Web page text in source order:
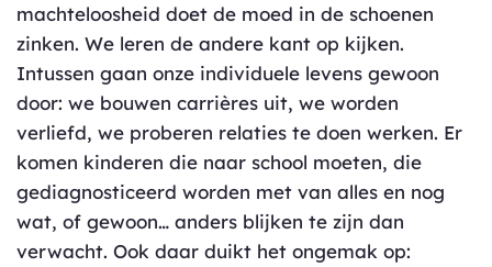
machteloosheid doet de moed in de schoenen
zinken. We leren de andere kant op kijken.
Intussen gaan onze individuele levens gewoon
door: we bouwen carrières uit, we worden
verliefd, we proberen relaties te doen werken. Er
komen kinderen die naar school moeten, die
gediagnosticeerd worden met van alles en nog
wat, of gewoon… anders blijken te zijn dan
verwacht. Ook daar duikt het ongemak op: